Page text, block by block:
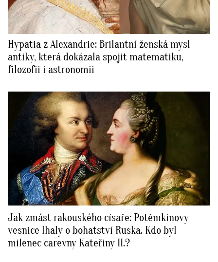
Hypatia z Alexandrie: Brilantní ženská mysl
antiky, která dokázala spojit matematiku,
filozofii i astronomii
Jak zmást rakouského císaře: Potěmkinovy
vesnice lhaly o bohatství Ruska. Kdo byl
milenec carevny Kateřiny II.?